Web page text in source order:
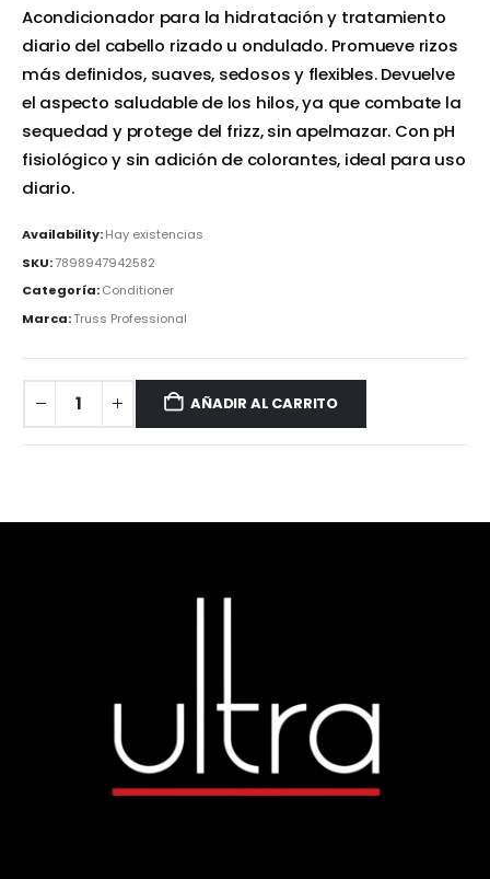
Acondicionador para la hidratación y tratamiento
diario del cabello rizado u ondulado. Promueve rizos
más definidos, suaves, sedosos y flexibles. Devuelve
el aspecto saludable de los hilos, ya que combate la
sequedad y protege del frizz, sin apelmazar. Con pH
fisiológico y sin adición de colorantes, ideal para uso
diario.
Availability:Hay existencias
SKU:7898947942582
Categoría:Conditioner
Marca:Truss Professional
AÑADIR AL CARRITO